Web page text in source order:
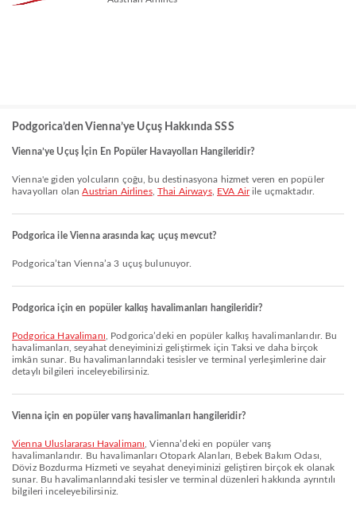
Podgorica’den Vienna’ye Uçuş Hakkında SSS
Vienna’ye Uçuş İçin En Popüler Havayolları Hangileridir?
Vienna'e giden yolcuların çoğu, bu destinasyona hizmet veren en popüler
havayolları olanAustrian Airlines,Thai Airways, EVA Airile uçmaktadır.
Podgorica ile Vienna arasında kaç uçuş mevcut?
Podgorica’tan Vienna’a 3 uçuş bulunuyor.
Podgorica için en popüler kalkış havalimanları hangileridir?
Podgorica Havalimanı , Podgorica’deki en popüler kalkış havalimanlarıdır. Bu
havalimanları, seyahat deneyiminizi geliştirmek için Taksi ve daha birçok
imkân sunar. Bu havalimanlarındaki tesisler ve terminal yerleşimlerine dair
detaylı bilgileri inceleyebilirsiniz.
Vienna için en popüler varış havalimanları hangileridir?
Vienna Uluslararası Havalimanı , Vienna’deki en popüler varış
havalimanlarıdır. Bu havalimanları Otopark Alanları, Bebek Bakım Odası,
Döviz Bozdurma Hizmeti ve seyahat deneyiminizi geliştiren birçok ek olanak
sunar. Bu havalimanlarındaki tesisler ve terminal düzenleri hakkında ayrıntılı
bilgileri inceleyebilirsiniz.